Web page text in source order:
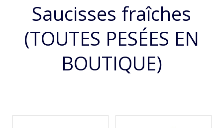
Saucisses fraîches
(TOUTES PESÉES EN
BOUTIQUE)